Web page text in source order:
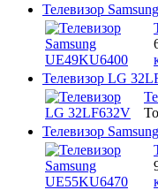
Телевизор
Телевизор LG
Телевизор